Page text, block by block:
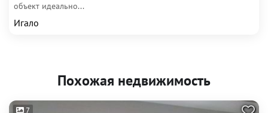
объект идеально...
Игало
Похожая недвижимость
7